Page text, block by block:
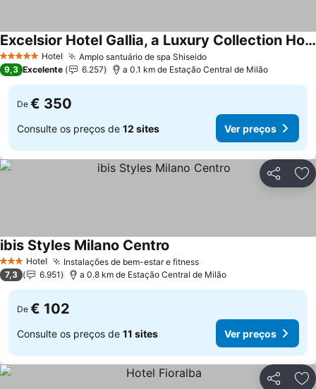
5 Estrelas Hotel Amplo santuário de spa ShiseidoVer preços
Excelsior Hotel Gallia, a Luxury Collection Hotel, Milan
Ver preços
9,3 Excelente 6.257 a 0.1 km de Estação Central de Milão
De € 350
Consulte os preços de 12 sites Ver preços
Partilhar
3 EstrelasHotel Instalações de bem-estar e fitnessVer preços
ibis Styles Milano Centro
7,3 6.951 a 0.8 km de Estação Central de Milão
De € 102
Consulte os preços de 11 sites Ver preços
Partilhar